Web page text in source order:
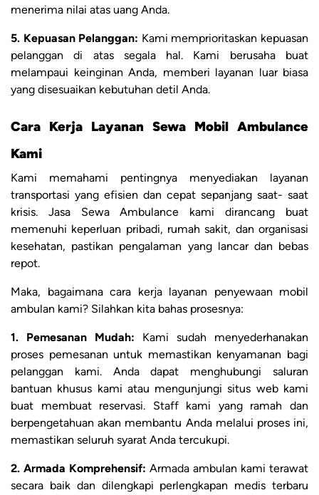
menerima nilai atas uang Anda.
5. Kepuasan Pelanggan: Kami memprioritaskan kepuasan
pelanggan di atas segala hal. Kami berusaha buat
melampaui keinginan Anda, memberi layanan luar biasa
yang disesuaikan kebutuhan detil Anda.
Cara Kerja Layanan Sewa Mobil Ambulance
Kami
Kami memahami pentingnya menyediakan layanan
transportasi yang efisien dan cepat sepanjang saat- saat
krisis. Jasa Sewa Ambulance kami dirancang buat
memenuhi keperluan pribadi, rumah sakit, dan organisasi
kesehatan, pastikan pengalaman yang lancar dan bebas
repot.
Maka, bagaimana cara kerja layanan penyewaan mobil
ambulan kami? Silahkan kita bahas prosesnya:
1. Pemesanan Mudah: Kami sudah menyederhanakan
proses pemesanan untuk memastikan kenyamanan bagi
pelanggan kami. Anda dapat menghubungi saluran
bantuan khusus kami atau mengunjungi situs web kami
buat membuat reservasi. Staff kami yang ramah dan
berpengetahuan akan membantu Anda melalui proses ini,
memastikan seluruh syarat Anda tercukupi.
2. Armada Komprehensif: Armada ambulan kami terawat
secara baik dan dilengkapi perlengkapan medis terbaru